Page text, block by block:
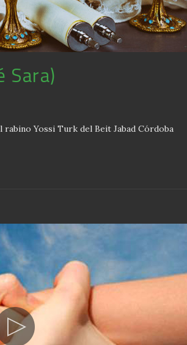
Sara)
rabino Yossi Turk del Beit Jabad Córdoba